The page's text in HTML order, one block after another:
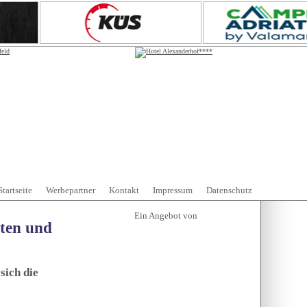
und
die
Werbepartner Kontakt Impressum Datenschutz